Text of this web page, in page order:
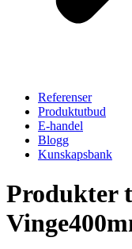
Referenser
Produktutbud
E-handel
Blogg
Kunskapsbank
Produkter